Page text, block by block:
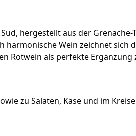
Sud, hergestellt aus der
harmonische Wein zeichnet
Rotwein als perfekte
zu Salaten, Käse und im